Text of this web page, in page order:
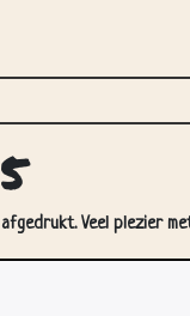
Veel plezier